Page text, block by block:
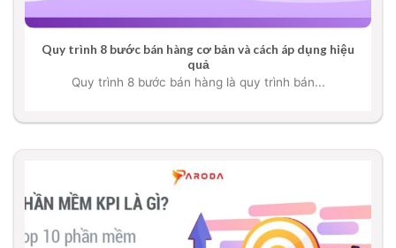
Quy trình 8 bước bán hàng cơ bản và cách áp dụng hiệu
quả
Quy trình 8 bước bán hàng là quy trình bán...